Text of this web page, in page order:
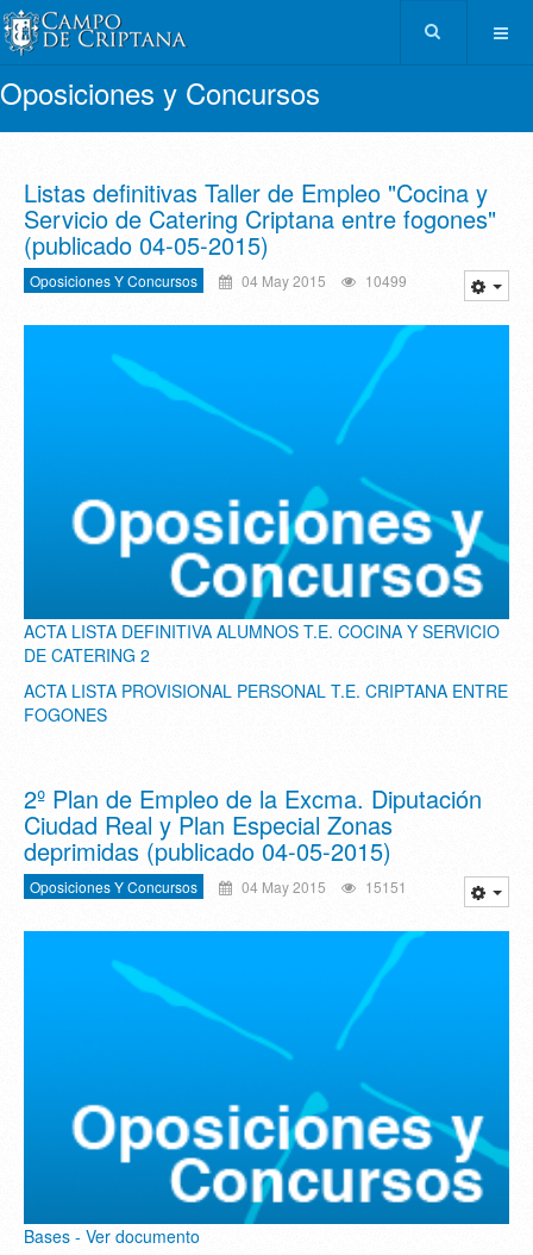
Oposiciones y Concursos
Listas definitivas Taller de Empleo "Cocina y
Servicio de Catering Criptana entre fogones"
(publicado 04-05-2015)
Oposiciones Y Concursos 04 May 2015 10499
ACTA LISTA DEFINITIVA ALUMNOS T.E. COCINA Y SERVICIO
DE CATERING 2
ACTA LISTA PROVISIONAL PERSONAL T.E. CRIPTANA ENTRE
FOGONES
2º Plan de Empleo de la Excma. Diputación
Ciudad Real y Plan Especial Zonas
deprimidas (publicado 04-05-2015)
Oposiciones Y Concursos 04 May 2015 15151
Bases - Ver documento